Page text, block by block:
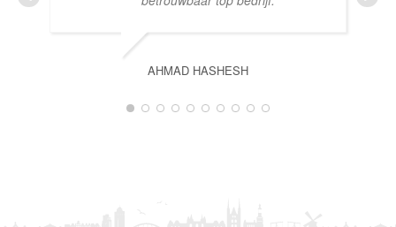
AHMAD HASHESH